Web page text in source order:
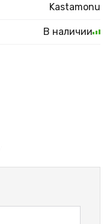
Kastamonu
В наличии